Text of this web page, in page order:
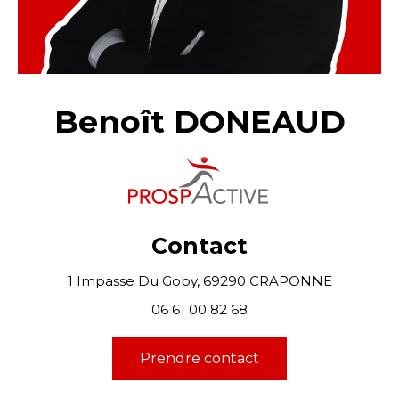
Benoît DONEAUD
Contact
1 Impasse Du Goby, 69290 CRAPONNE
06 61 00 82 68
Prendre contact